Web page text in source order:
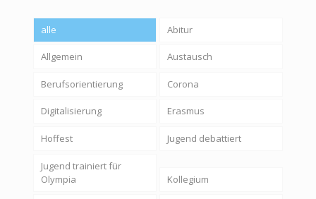
alle Abitur
Allgemein Austausch
Berufsorientierung Corona
Digitalisierung Erasmus
Hoffest Jugend debattiert
Jugend trainiert für
Olympia
Kollegium